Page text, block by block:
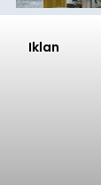
Iklan